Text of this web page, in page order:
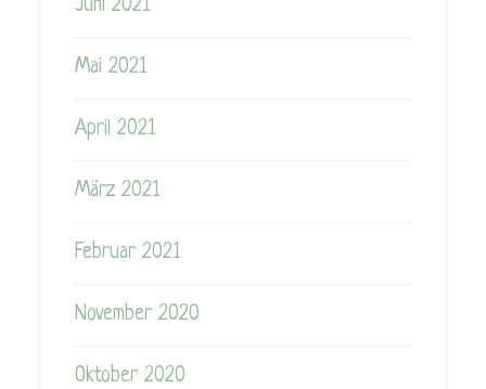
Juni 2021
Mai 2021
April 2021
März 2021
Februar 2021
November 2020
Oktober 2020